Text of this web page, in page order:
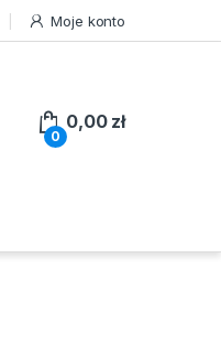
Moje konto
0
0,00 zł